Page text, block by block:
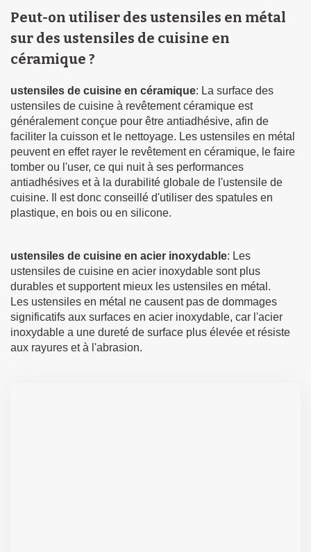
Peut-on utiliser des ustensiles en métal
sur des ustensiles de cuisine en
céramique ?
ustensiles de cuisine en céramique: La surface des
ustensiles de cuisine à revêtement céramique est
généralement conçue pour être antiadhésive, afin de
faciliter la cuisson et le nettoyage. Les ustensiles en métal
peuvent en effet rayer le revêtement en céramique, le faire
tomber ou l'user, ce qui nuit à ses performances
antiadhésives et à la durabilité globale de l'ustensile de
cuisine. Il est donc conseillé d'utiliser des spatules en
plastique, en bois ou en silicone.
ustensiles de cuisine en acier inoxydable: Les
ustensiles de cuisine en acier inoxydable sont plus
durables et supportent mieux les ustensiles en métal.
Les ustensiles en métal ne causent pas de dommages
significatifs aux surfaces en acier inoxydable, car l'acier
inoxydable a une dureté de surface plus élevée et résiste
aux rayures et à l'abrasion.